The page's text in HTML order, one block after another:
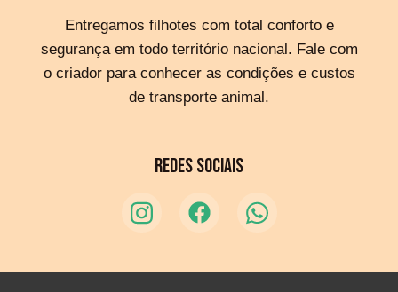
Entregamos filhotes com total conforto e
segurança em todo território nacional. Fale com
o criador para conhecer as condições e custos
de transporte animal.
REDES SOCIAIS